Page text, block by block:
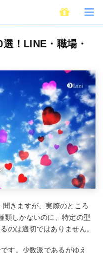
選！LINE・職場・ベタ惚れ確定サイ
！LINE・職場・
きますが、実際のところ
類しかないのに、特定の型
のは適切ではありません。
す。少数派であるがゆえ